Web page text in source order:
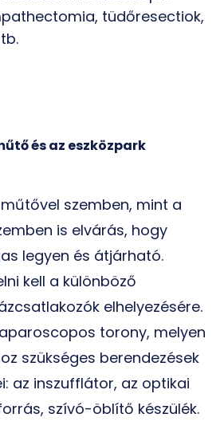
tüdőresectiok,
és az eszközpark
szemben, mint a
is elvárás, hogy
legyen és átjárható.
kell a különböző
elhelyezésére.
torony, melyen
szükséges berendezések
az inszufflátor, az optikai
szívó-öblítő készülék.